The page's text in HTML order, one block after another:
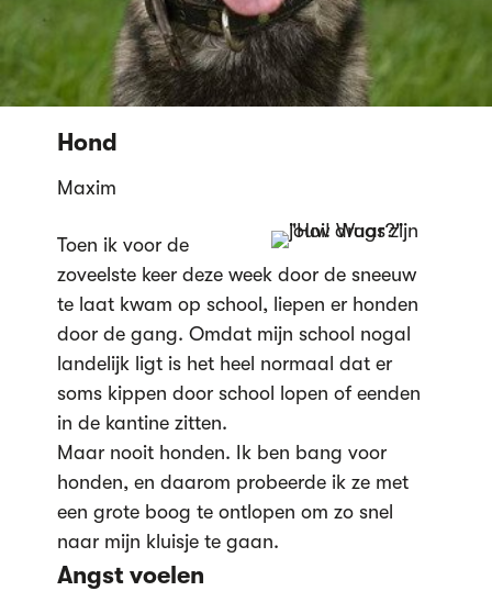
Hond
Maxim
Toen ik voor de
zoveelste keer deze week door de sneeuw
te laat kwam op school, liepen er honden
door de gang. Omdat mijn school nogal
landelijk ligt is het heel normaal dat er
soms kippen door school lopen of eenden
in de kantine zitten.
Maar nooit honden. Ik ben bang voor
honden, en daarom probeerde ik ze met
een grote boog te ontlopen om zo snel
naar mijn kluisje te gaan.
Angst voelen